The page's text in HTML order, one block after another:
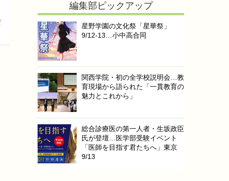
編集部ピックアップ
星野学園の文化祭「星華祭」
9/12-13…小中高合同
関西学院・初の全学校説明会…教
育現場から語られた「一貫教育の
魅力とこれから」
総合診療医の第一人者・生坂政臣
氏が登壇…医学部受験イベント
「医師を目指す君たちへ」東京
9/13